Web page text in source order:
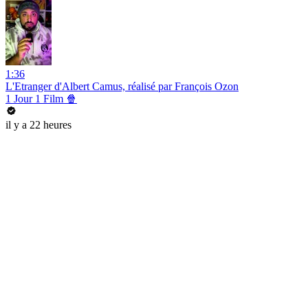
1:36
L'Etranger d'Albert Camus, réalisé par François Ozon
1 Jour 1 Film 🍿
il y a 22 heures